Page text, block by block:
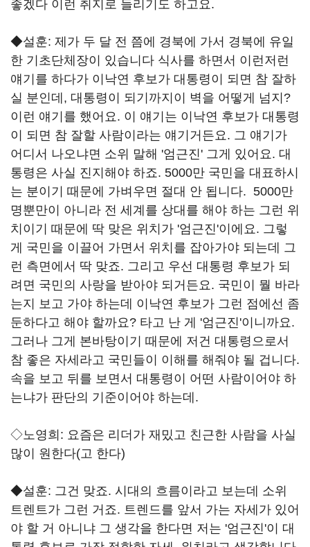
좋겠다 이런 취지로 들리기도 하고요.
◆설훈: 제가 두 달 전 쯤에 경북에 가서 경북에 유일
한 기초단체장이 있습니다 식사를 하면서 이런저런
얘기를 하다가 이낙연 후보가 대통령이 되면 참 잘하
실 분인데, 대통령이 되기까지이 벽을 어떻게 넘지?
이런 얘기를 했어요. 이 얘기는 이낙연 후보가 대통령
이 되면 참 잘할 사람이라는 얘기거든요. 그 얘기가
어디서 나오냐면 소위 말해 '엄근진' 그게 있어요. 대
통령은 사실 진지해야 하죠. 5000만 국민을 대표하시
는 분이기 때문에 가벼우면 절대 안 됩니다. 5000만
명뿐만이 아니라 전 세계를 상대를 해야 하는 그런 위
치이기 때문에 딱 맞은 위치가 '엄근진'이에요. 그렇
게 국민을 이끌어 가면서 위치를 잡아가야 되는데 그
런 측면에서 딱 맞죠. 그리고 우선 대통령 후보가 되
려면 국민의 사랑을 받아야 되거든요. 국민이 뭘 바라
는지 보고 가야 하는데 이낙연 후보가 그런 점에선 좀
둔하다고 해야 할까요? 타고 난 게 '엄근진'이니까요.
그러나 그게 본바탕이기 때문에 저건 대통령으로서
참 좋은 자세라고 국민들이 이해를 해줘야 될 겁니다.
속을 보고 뒤를 보면서 대통령이 어떤 사람이어야 하
는냐가 판단의 기준이어야 하는데.
◇노영희: 요즘은 리더가 재밌고 친근한 사람을 사실
많이 원한다(고 한다)
◆설훈: 그건 맞죠. 시대의 흐름이라고 보는데 소위
트렌트가 그런 거죠. 트렌드를 앞서 가는 자세가 있어
야 할 거 아니냐 그 생각을 한다면 저는 '엄근진'이 대